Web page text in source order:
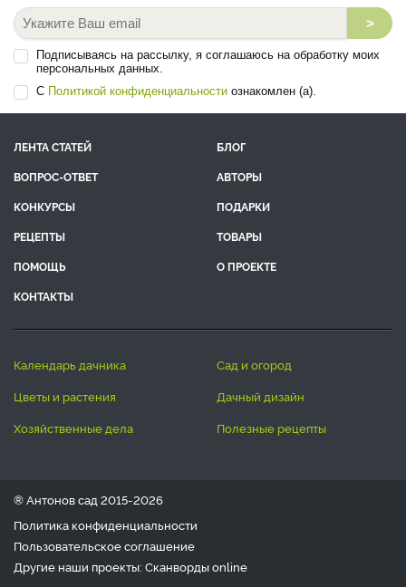
>
Подписываясь на рассылку, я соглашаюсь на обработку моих
персональных данных.
С Политикой конфиденциальности ознакомлен (а).
ЛЕНТА СТАТЕЙ
БЛОГ
ВОПРОС-ОТВЕТ
АВТОРЫ
КОНКУРСЫ
ПОДАРКИ
РЕЦЕПТЫ
ТОВАРЫ
ПОМОЩЬ
О ПРОЕКТЕ
КОНТАКТЫ
календарь дачника
сад и огород
цветы и растения
дачный дизайн
хозяйственные дела
полезные рецепты
® Антонов сад 2015-2026
Политика конфиденциальности
Пользовательское соглашение
Другие наши проекты: Сканвордыonline